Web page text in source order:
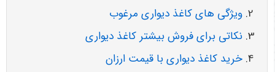
ویژگی های کاغذ دیواری مرغوب
نکاتی برای فروش بیشتر کاغذ دیواری
خرید کاغذ دیواری با قیمت ارزان